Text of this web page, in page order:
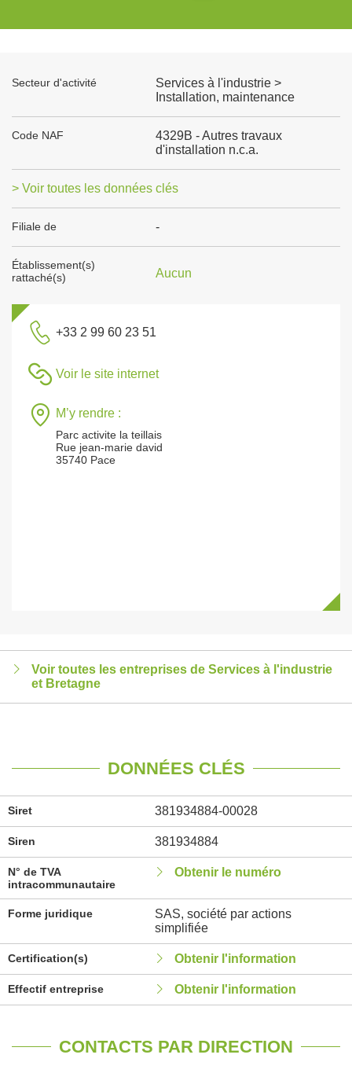
Secteur d'activité
Services à l'industrie >
Installation, maintenance
Code NAF
4329B - Autres travaux
d'installation n.c.a.
> Voir toutes les données clés
Filiale de -
Établissement(s)
rattaché(s)
Aucun
+33 2 99 60 23 51
Voir le site internet
M’y rendre :
Parc activite la teillais
Rue jean-marie david
35740 Pace
Voir toutes les entreprises de Services à l'industrie
et Bretagne
DONNÉES CLÉS
Siret 381934884-00028
Siren 381934884
N° de TVA
intracommunautaire
Obtenir le numéro
Forme juridique
SAS, société par actions
simplifiée
Certification(s) Obtenir l'information
Effectif entreprise Obtenir l'information
CONTACTS PAR DIRECTION